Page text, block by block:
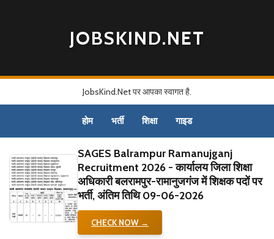
JOBSKIND.NET
JobsKind.Net पर आपका स्वागत है.
होम भर्ती शिक्षा गाइड
SAGES Balrampur Ramanujganj
Recruitment 2026 - कार्यालय जिला शिक्षा
अधिकारी बलरामपुर-रामानुजगंज में शिक्षक पदों पर
भर्ती, अंतिम तिथि 09-06-2026
CHECK NOW →